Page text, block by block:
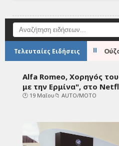
Αναζήτηση ειδήσεων
Τελευταίες Ειδήσεις ⏸
Σαγανάκι με Ούζο και Φέτα: Η
Alfa Romeo, Χορηγός
με την Ερμίνα", στο
🕐 19 Μαΐου 📁 AUTO/MOTO